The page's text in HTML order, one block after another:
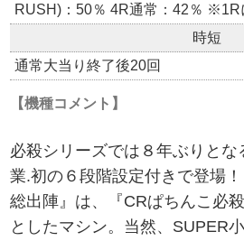
RUSH)：50％ 4R通常：42％ ※1R
時短
通常大当り終了後20回
【機種コメント】
必殺シリーズでは８年ぶりとな
業.初の６段階設定付きで登場
総出陣』は、『CRぱちんこ必
としたマシン。当然、SUPER